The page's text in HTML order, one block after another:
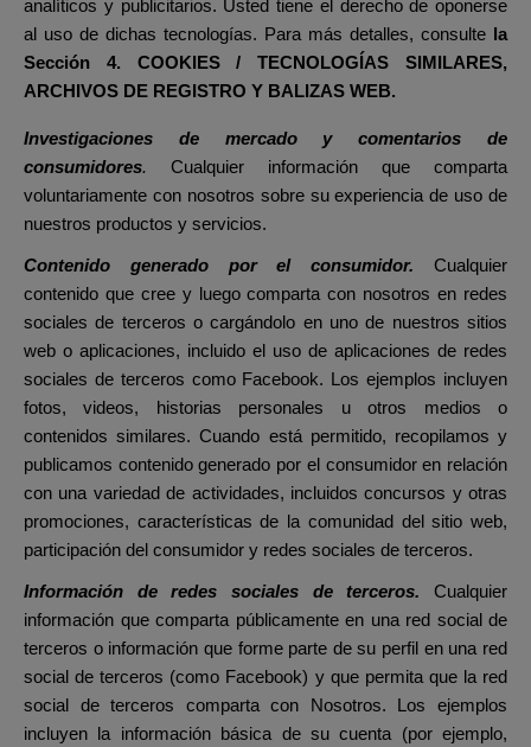
analíticos y publicitarios. Usted tiene el derecho de oponerse
al uso de dichas tecnologías. Para más detalles, consulte
la
Sección 4. COOKIES / TECNOLOGÍAS SIMILARES,
ARCHIVOS DE REGISTRO Y BALIZAS WEB.
Investigaciones de mercado y comentarios de
consumidores. Cualquier información que comparta
voluntariamente con nosotros sobre su experiencia de uso de
nuestros productos y servicios.
Contenido generado por el consumidor. Cualquier
contenido que cree y luego comparta con nosotros en redes
sociales de terceros o cargándolo en uno de nuestros sitios
web o aplicaciones, incluido el uso de aplicaciones de redes
sociales de terceros como Facebook. Los ejemplos incluyen
fotos, videos, historias personales u otros medios o
contenidos similares. Cuando está permitido, recopilamos y
publicamos contenido generado por el consumidor en relación
con una variedad de actividades, incluidos concursos y otras
promociones, características de la comunidad del sitio web,
participación del consumidor y redes sociales de terceros.
Información de redes sociales de terceros. Cualquier
información que comparta públicamente en una red social de
terceros o información que forme parte de su perfil en una red
social de terceros (como Facebook) y que permita que la red
social de terceros comparta con Nosotros. Los ejemplos
incluyen la información básica de su cuenta (por ejemplo,